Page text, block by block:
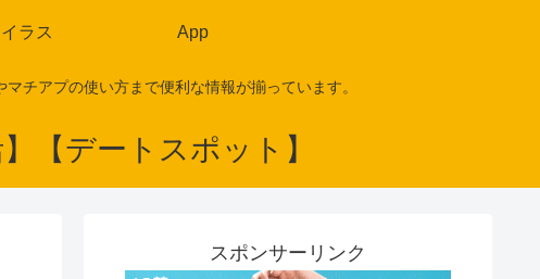
チアプの使い方まで便利な情報が揃っています。
ラス App
スポンサーリンク